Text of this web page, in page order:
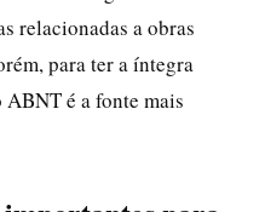
relacionadas a obras
para ter a íntegra
é a fonte mais